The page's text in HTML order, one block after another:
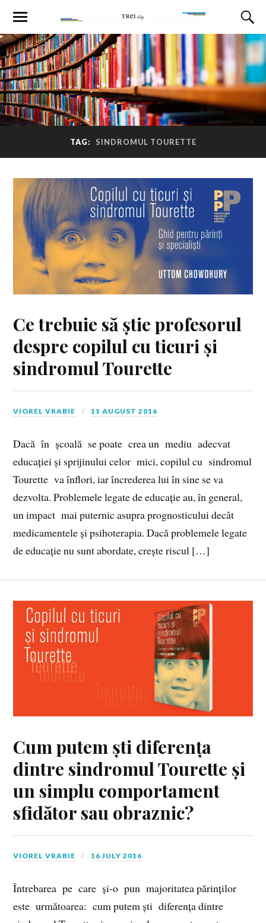
TAG: SINDROMUL TOURETTE
Ce trebuie să știe profesorul
despre copilul cu ticuri și
sindromul Tourette
VIOREL VRABIE 11 AUGUST 2016
Dacă în școală se poate crea un mediu adecvat
educației și sprijinului celor mici, copilul cu sindromul
Tourette va înflori, iar încrederea lui în sine se va
dezvolta. Problemele legate de educație au, în general,
un impact mai puternic asupra prognosticului decât
medicamentele și psihoterapia. Dacă problemele legate
de educație nu sunt abordate, crește riscul […]
Cum putem ști diferența
dintre sindromul Tourette și
un simplu comportament
sfidător sau obraznic?
VIOREL VRABIE 16 JULY 2016
Întrebarea pe care și‑o pun majoritatea părinților
este următoarea: cum putem ști diferența dintre